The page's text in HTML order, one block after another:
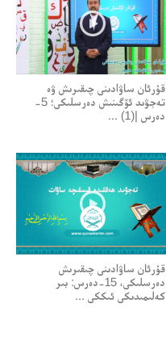
قۇرئان ساۋادىنى چىقىرىش ۋە
تەجۋىد ئۆگىنىش دەرسلىكى؛ 5-
دەرس |(1) ...
قۇرئان ساۋادىنى چىقىرىش
دەرسلىكى، 15-دەرس: بىر
كەلىمىدىكى ئىككى ...